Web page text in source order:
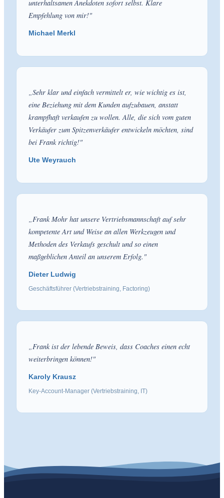
unterhaltsamen Anekdoten sofort selbst. Klare
Empfehlung von mir!"
Michael Merkl
„Sehr klar und einfach vermittelt er, wie wichtig es ist,
eine Beziehung mit dem Kunden aufzubauen, anstatt
krampfhaft verkaufen zu wollen. Alle, die sich vom guten
Verkäufer zum Spitzenverkäufer entwickeln möchten, sind
bei Frank richtig!"
Ute Weyrauch
„Frank Mohr hat unsere Vertriebsmannschaft auf sehr
kompetente Art und Weise an allen Werkzeugen und
Methoden des Verkaufs geschult und so einen
maßgeblichen Anteil an unserem Erfolg. "
Dieter Ludwig
Geschäftsführer (Vertriebstraining, Factoring)
„Frank ist der lebende Beweis, dass Coaches einen echt
weiterbringen können!"
Karoly Krausz
Key-Account-Manager (Vertriebstraining, IT)